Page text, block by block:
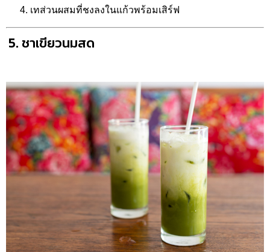
เทส่วนผสมที่ชงลงในแก้วพร้อมเสิร์ฟ
5. ชาเขียวนมสด